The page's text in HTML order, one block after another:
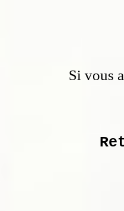
Si vous